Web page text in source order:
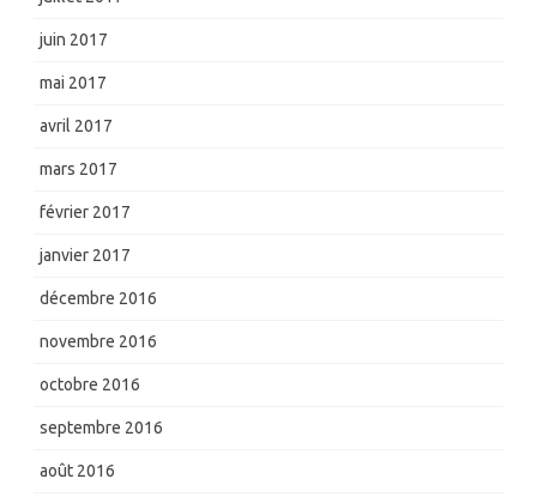
juin 2017
mai 2017
avril 2017
mars 2017
février 2017
janvier 2017
décembre 2016
novembre 2016
octobre 2016
septembre 2016
août 2016